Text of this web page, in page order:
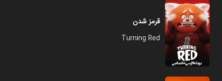
قرمز شدن
Turning Red